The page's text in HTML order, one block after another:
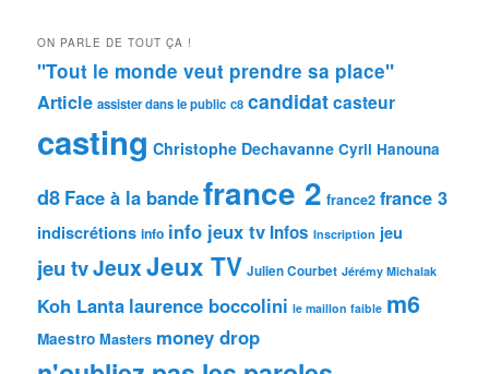
ON PARLE DE TOUT ÇA !
"Tout le monde veut prendre sa place"
Article assister dans le public c8 candidatcasteur
casting Christophe Dechavanne Cyril Hanouna
d8 Face à la bandefrance 2 france2 france 3
indiscrétions info info jeux tv Infos Inscription jeu
jeu tvJeuxJeux TV Julien Courbet Jérémy Michalak
Koh Lanta laurence boccolini le maillon faible m6
Maestro Masters money drop